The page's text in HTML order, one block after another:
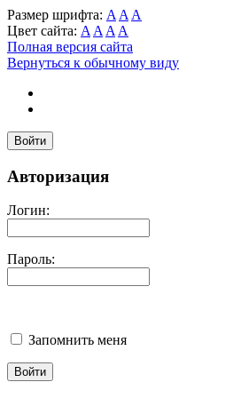
Размер шрифта: A A A
Цвет сайта: A A A A
Полная версия сайта
Вернуться к обычному виду
Войти
Авторизация
Логин:
Пароль:
Запомнить меня